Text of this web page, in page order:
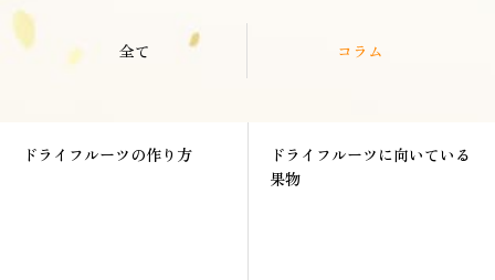
全て コラム
ドライフルーツの作り方
ドライフルーツに向いている
果物
コラム
購入はこちらから